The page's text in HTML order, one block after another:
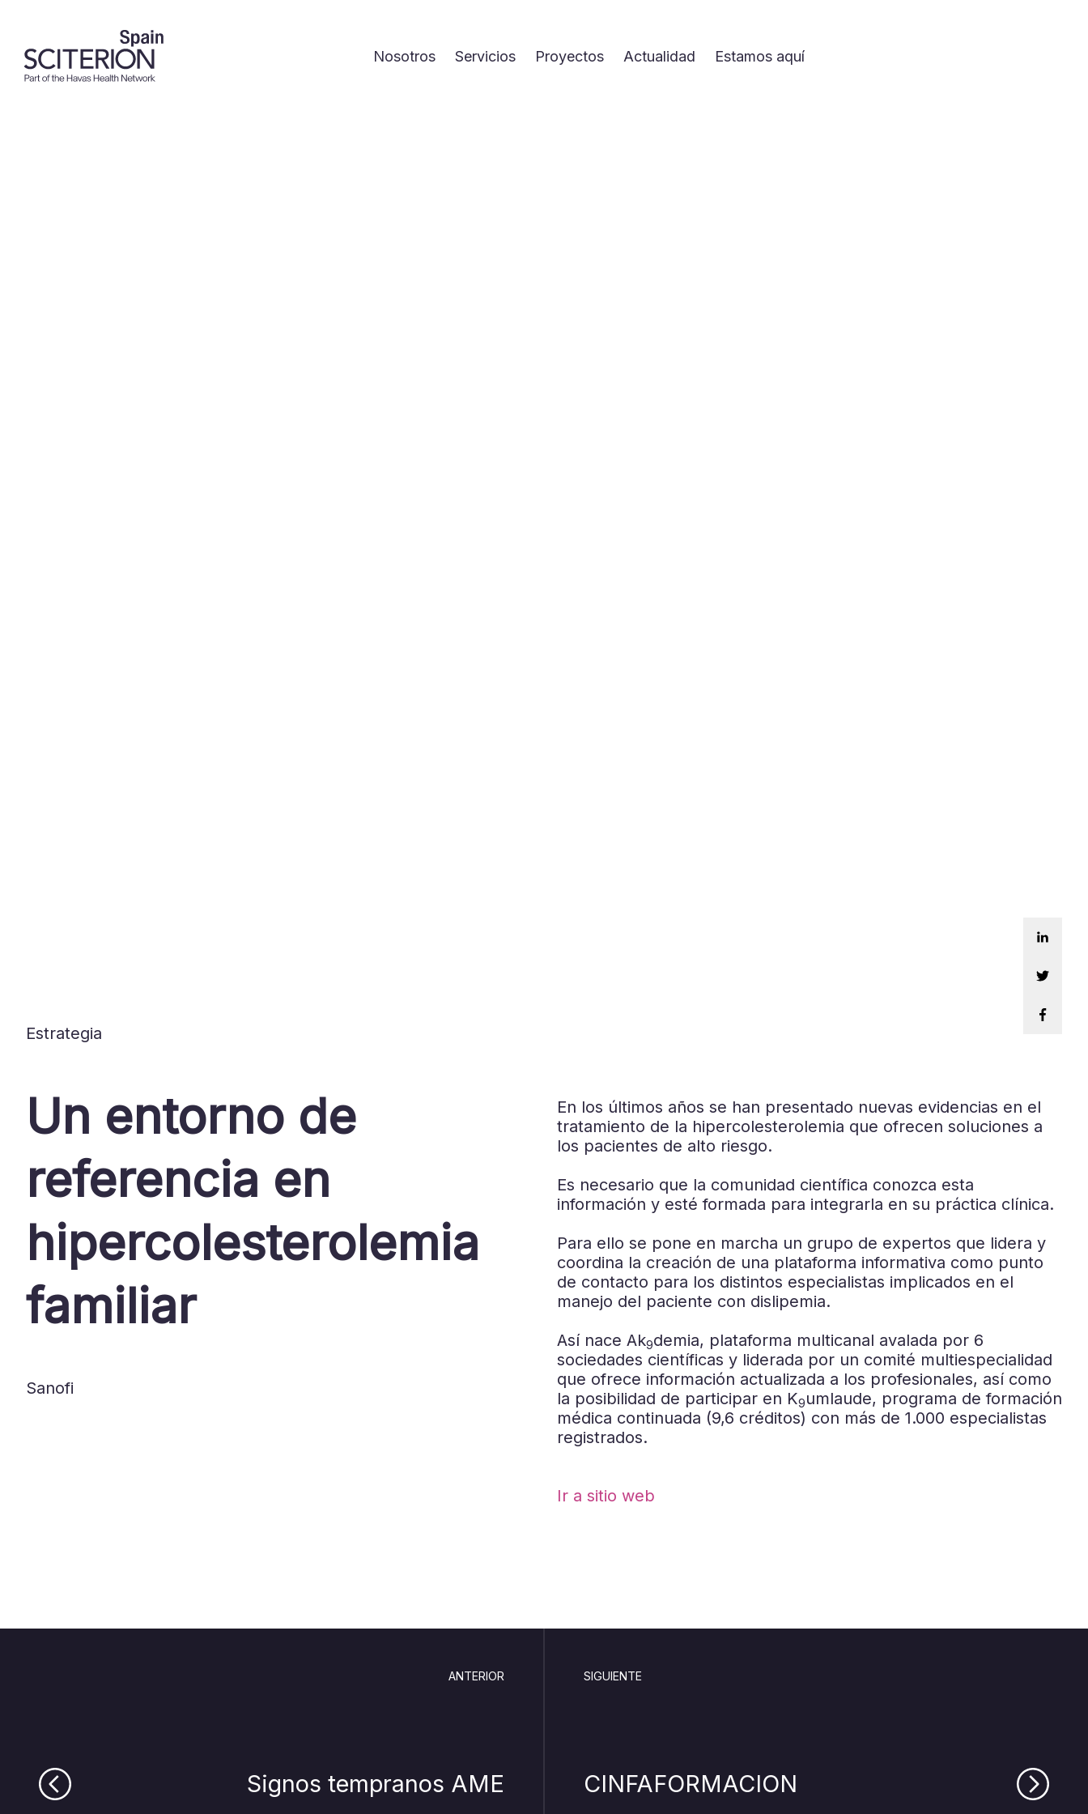
Nosotros Servicios Proyectos Actualidad Estamos aquí
Estrategia
Un entorno de
referencia en
hipercolesterolemia
familiar
Sanofi
En los últimos años se han presentado nuevas evidencias en el
tratamiento de la hipercolesterolemia que ofrecen soluciones a
los pacientes de alto riesgo.
Es necesario que la comunidad científica conozca esta
información y esté formada para integrarla en su práctica clínica.
Para ello se pone en marcha un grupo de expertos que lidera y
coordina la creación de una plataforma informativa como punto
de contacto para los distintos especialistas implicados en el
manejo del paciente con dislipemia.
Así nace Ak9demia, plataforma multicanal avalada por 6
sociedades científicas y liderada por un comité multiespecialidad
que ofrece información actualizada a los profesionales, así como
la posibilidad de participar en K9umlaude, programa de formación
médica continuada (9,6 créditos) con más de 1.000 especialistas
registrados.
Ir a sitio web
ANTERIOR
Signos tempranos AME
SIGUIENTE
CINFAFORMACION